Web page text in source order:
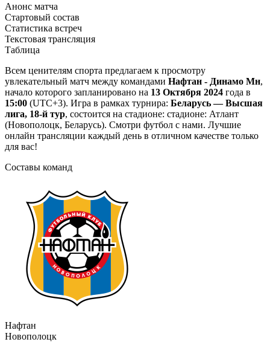
Анонс матча
Стартовый состав
Статистика встреч
Текстовая трансляция
Таблица
Всем ценителям спорта предлагаем к просмотру
увлекательный матч между командами Нафтан - Динамо Мн,
начало которого запланировано на 13 Октября 2024 года в
15:00 (UTC+3). Игра в рамках турнира: Беларусь — Высшая
лига, 18-й тур, состоится на стадионе: стадионе: Атлант
(Новополоцк, Беларусь). Смотри футбол с нами. Лучшие
онлайн трансляции каждый день в отличном качестве только
для вас!
Составы команд
Нафтан
Новополоцк